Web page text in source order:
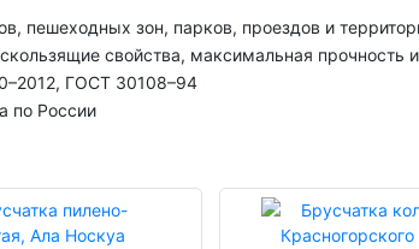
пешеходных зон, парков, проездов и
свойства, максимальная прочность и
ГОСТ 30108–94
по России